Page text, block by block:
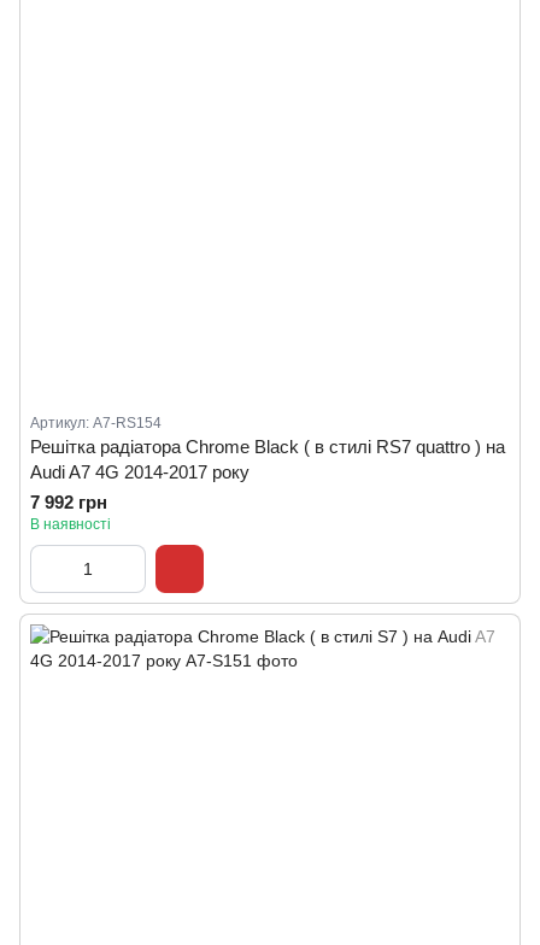
Артикул: A7-RS154
Решітка радіатора Chrome Black ( в стилі RS7 quattro ) на
Audi A7 4G 2014-2017 року
7 992 грн
В наявності